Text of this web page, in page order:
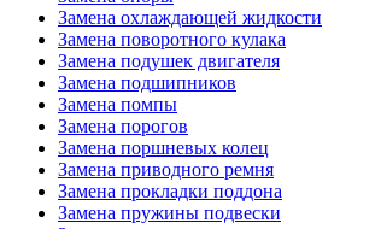
Замена охлаждающей жидкости
Замена поворотного кулака
Замена подушек двигателя
Замена подшипников
Замена помпы
Замена порогов
Замена поршневых колец
Замена приводного ремня
Замена прокладки поддона
Замена пружины подвески